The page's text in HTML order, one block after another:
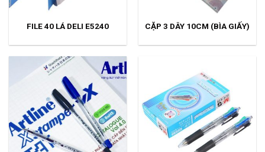
FILE 40 LÁ DELI E5240 CẶP 3 DÂY 10CM (BÌA GIẤY)